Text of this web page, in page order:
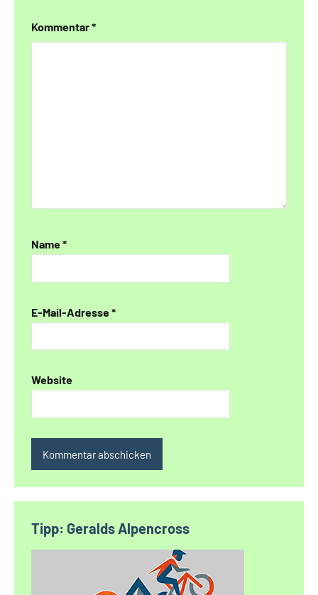
Kommentar*
Name*
E-Mail-Adresse*
Website
Tipp: Geralds Alpencross